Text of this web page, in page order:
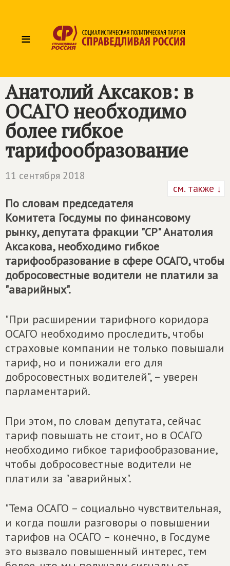
≡
Анатолий Аксаков: в
ОСАГО необходимо
более гибкое
тарифообразование
11 сентября 2018
см. также ↓
По словам председателя
Комитета Госдумы по финансовому
рынку, депутата фракции "СР" Анатолия
Аксакова, необходимо гибкое
тарифообразование в сфере ОСАГО, чтобы
добросовестные водители не платили за
"аварийных".
"При расширении тарифного коридора
ОСАГО необходимо проследить, чтобы
страховые компании не только повышали
тариф, но и понижали его для
добросовестных водителей", – уверен
парламентарий.
При этом, по словам депутата, сейчас
тариф повышать не стоит, но в ОСАГО
необходимо гибкое тарифообразование,
чтобы добросовестные водители не
платили за "аварийных".
"Тема ОСАГО – социально чувствительная,
и когда пошли разговоры о повышении
тарифов на ОСАГО – конечно, в Госдуме
это вызвало повышенный интерес, тем